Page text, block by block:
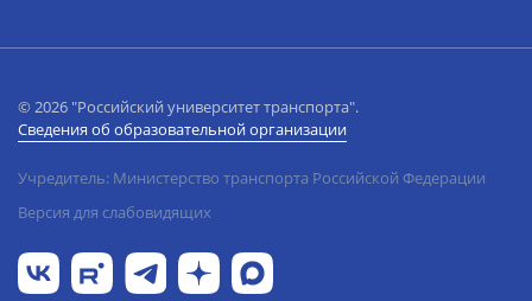
© 2026 "Российский университет транспорта".
Сведения об образовательной организации
Учредитель: Министерство транспорта Российской Федерации
Версия для слабовидящих